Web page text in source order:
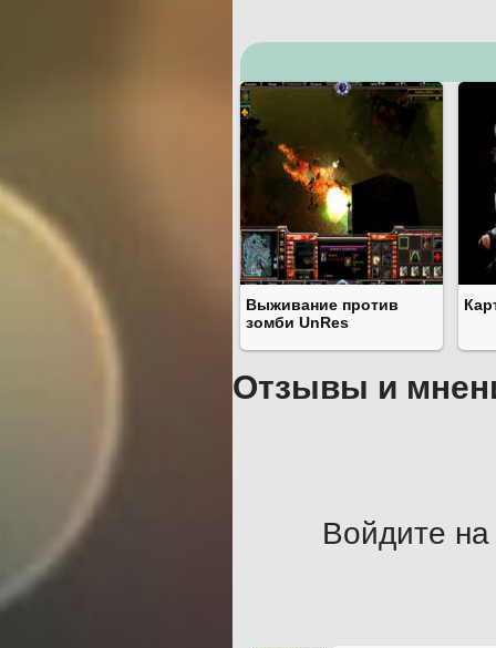
Выживание против
зомби UnRes
Отзывы и
Войдите на